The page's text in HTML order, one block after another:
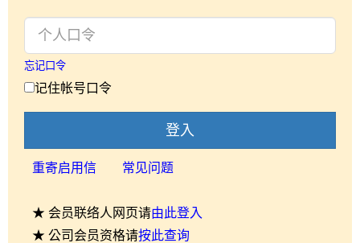
忘记口令
记住帐号口令
登入
重寄启用信 常见问题
★ 会员联络人网页请由此登入
★ 公司会员资格请按此查询